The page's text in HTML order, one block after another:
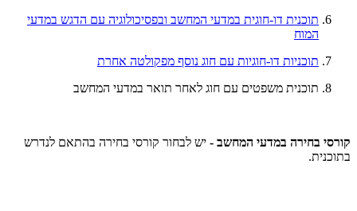
תוכנית דו-חוגית במדעי המחשב ובפסיכולוגיה עם הדגש במדעי
המוח
תוכניות דו-חוגיות עם חוג נוסף מפקולטה אחרת
תוכנית משפטים עם חוג לאחר תואר במדעי המחשב
קורסי בחירה במדעי המחשב - יש לבחור קורסי בחירה בהתאם לנדרש
בתוכנית.